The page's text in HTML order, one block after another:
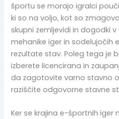
športu se morajo igralci
ki so na voljo, kot so
skupni zemljevidi in dogodki v
mehanike iger in sodelujočih
rezultate stav. Poleg tega je
izberete licencirana in
da zagotovite varno stavno
raziščite odgovorne stavne
Ker se krajina e-športnih iger